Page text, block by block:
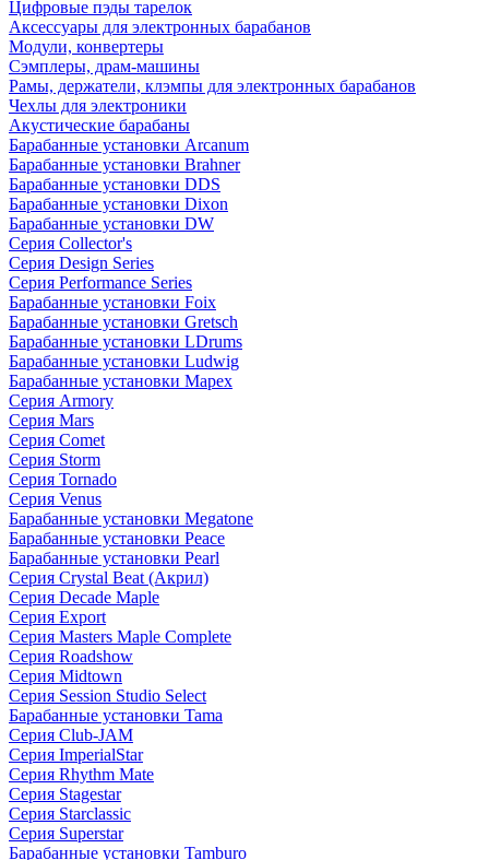
Цифровые пэды тарелок
Аксессуары для электронных барабанов
Модули, конвертеры
Сэмплеры, драм-машины
Рамы, держатели, клэмпы для электронных барабанов
Чехлы для электроники
Акустические барабаны
Барабанные установки Arcanum
Барабанные установки Brahner
Барабанные установки DDS
Барабанные установки Dixon
Барабанные установки DW
Серия Collector's
Серия Design Series
Серия Performance Series
Барабанные установки Foix
Барабанные установки Gretsch
Барабанные установки LDrums
Барабанные установки Ludwig
Барабанные установки Mapex
Серия Armory
Серия Mars
Серия Comet
Серия Storm
Серия Tornado
Серия Venus
Барабанные установки Megatone
Барабанные установки Peace
Барабанные установки Pearl
Серия Crystal Beat (Акрил)
Серия Decade Maple
Серия Export
Серия Masters Maple Complete
Серия Roadshow
Серия Midtown
Серия Session Studio Select
Барабанные установки Tama
Серия Club-JAM
Серия ImperialStar
Серия Rhythm Mate
Серия Stagestar
Серия Starclassic
Серия Superstar
Барабанные установки Tamburo